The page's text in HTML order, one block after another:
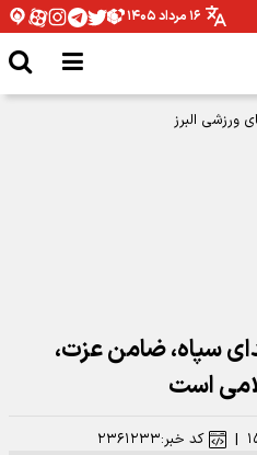
۱۶ مرداد ۱۴۰۵
سپاه، ضامن عزت،
است
| کد خبر:۲۳۶۱۲۳۳